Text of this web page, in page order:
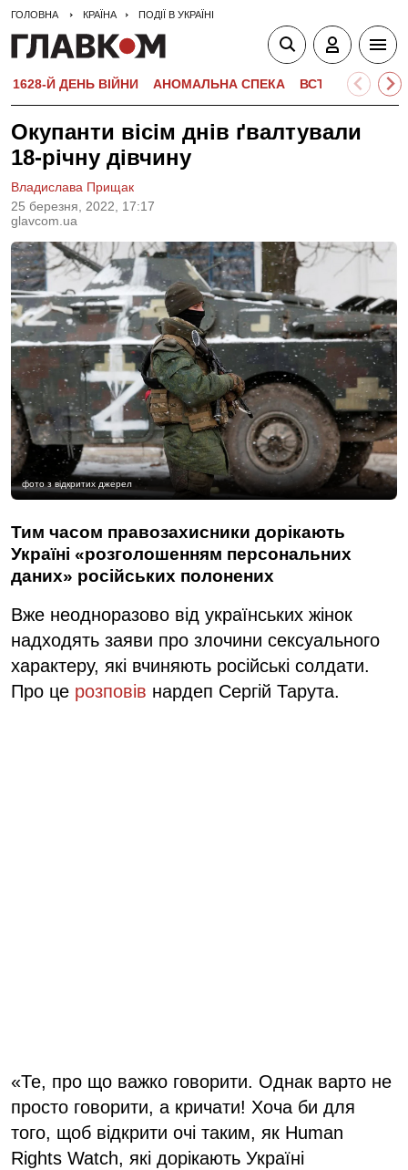
ГОЛОВНА КРАЇНА ПОДІЇ В УКРАЇНІ
1628-Й ДЕНЬ ВІЙНИ АНОМАЛЬНА СПЕКА ВСТУПНА
Окупанти вісім днів ґвалтували
18-річну дівчину
25 березня, 2022, 17:17
glavcom.ua
Владислава Прищак
фото з відкритих джерел
Тим часом правозахисники дорікають
Україні «розголошенням персональних
даних» російських полонених
Вже неодноразово від українських жінок
надходять заяви про злочини сексуального
характеру, які вчиняють російські солдати.
Про це розповів нардеп Сергій Тарута.
«Те, про що важко говорити. Однак варто не
просто говорити, а кричати! Хоча би для
того, щоб відкрити очі таким, як Human
Rights Watch, які дорікають Україні